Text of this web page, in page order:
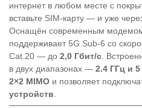
интернет в любом месте с
вставьте SIM-карту — и уже
Оснащён современным модемом
поддерживает 5G Sub-6 со
Cat.20 — до 2,0 Гбит/с .
в двух диапазонах — 2.4 ГГц и 5
2×2 MIMO и позволяет
устройств